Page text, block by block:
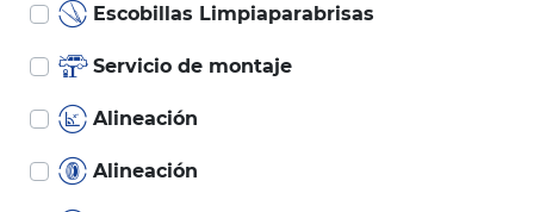
Escobillas Limpiaparabrisas
Servicio de montaje
Alineación
Alineación